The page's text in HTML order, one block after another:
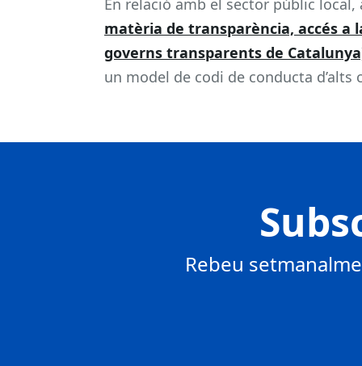
matèria de transparència, accés a
governs transparents de
un model de codi de conducta d’alts
Rebeu